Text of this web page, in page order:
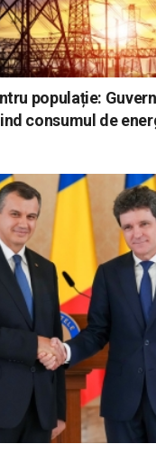
populație:
consumul de